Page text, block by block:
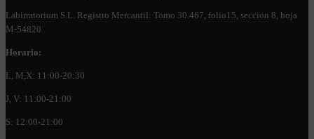
Labirratorium S.L. Registro Mercantil: Tomo 30.467, folio15, seccion 8, hoja
M-54820
Horario:
L, M,X: 11:00-20:30
J, V: 11:00-21:00
S: 12:00-21:00